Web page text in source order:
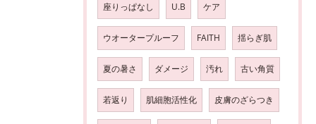
座りっぱなし U.B ケア
ウオータープルーフ FAITH 揺らぎ肌
夏の暑さ ダメージ 汚れ 古い角質
若返り 肌細胞活性化 皮膚のざらつき